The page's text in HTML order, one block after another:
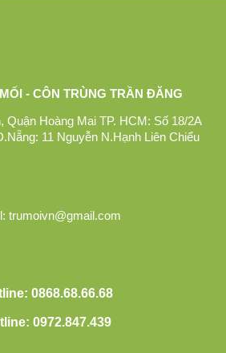
- CÔN TRÙNG TRẦN ĐĂNG
Quận Hoàng Mai TP. HCM: Số 18/2A
11 Nguyễn N.Hạnh Liên Chiểu
trumoivn@gmail.com
0868.68.66.68
0972.847.439